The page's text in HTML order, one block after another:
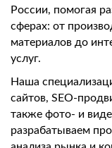
России, помогая
сферах: от
материалов до
услуг.
Наша
сайтов, SEO-
также фото- и
разрабатываем